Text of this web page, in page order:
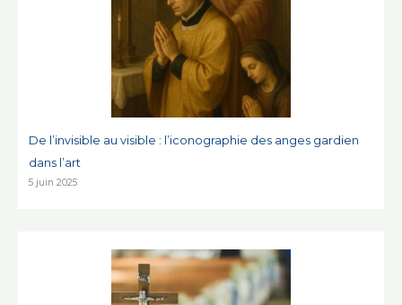
De l’invisible au visible : l’iconographie des anges gardien
dans l’art
5 juin 2025